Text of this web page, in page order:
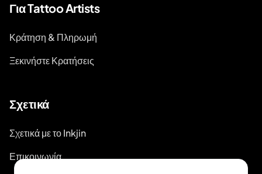
Για Tattoo Artists
Κράτηση & Πληρωμή
Ξεκινήστε Κρατήσεις
Σχετικά
Σχετικά με το Inkjin
Επικοινωνία